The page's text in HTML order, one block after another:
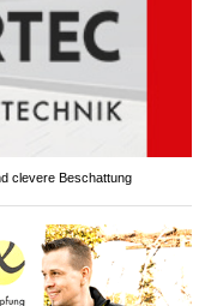
clevere Beschattung